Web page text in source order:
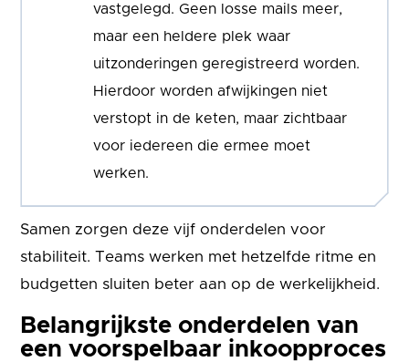
vastgelegd. Geen losse mails meer,
maar een heldere plek waar
uitzonderingen geregistreerd worden.
Hierdoor worden afwijkingen niet
verstopt in de keten, maar zichtbaar
voor iedereen die ermee moet
werken.
Samen zorgen deze vijf onderdelen voor
stabiliteit. Teams werken met hetzelfde ritme en
budgetten sluiten beter aan op de werkelijkheid.
Belangrijkste onderdelen van
een voorspelbaar inkoopproces